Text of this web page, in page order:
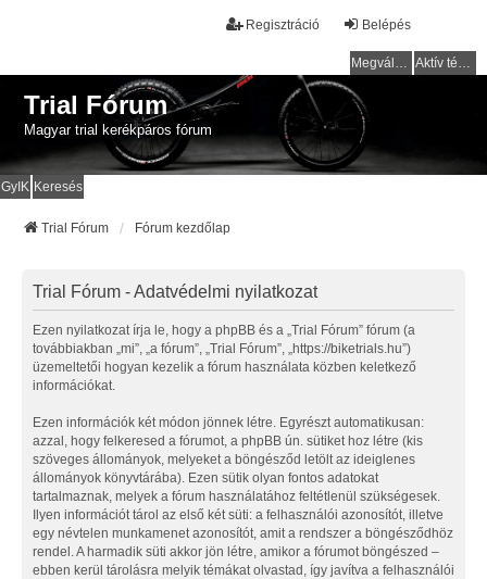
Belépés
Regisztráció
Megválaszolatlan témák Aktív témák
Trial Fórum
Magyar trial kerékpáros fórum
GyIK Keresés
Trial Fórum Fórum kezdőlap
Trial Fórum - Adatvédelmi nyilatkozat
Ezen nyilatkozat írja le, hogy a phpBB és a „Trial Fórum” fórum (a
továbbiakban „mi”, „a fórum”, „Trial Fórum”, „https://biketrials.hu”)
üzemeltetői hogyan kezelik a fórum használata közben keletkező
információkat.
Ezen információk két módon jönnek létre. Egyrészt automatikusan:
azzal, hogy felkeresed a fórumot, a phpBB ún. sütiket hoz létre (kis
szöveges állományok, melyeket a böngésződ letölt az ideiglenes
állományok könyvtárába). Ezen sütik olyan fontos adatokat
tartalmaznak, melyek a fórum használatához feltétlenül szükségesek.
Ilyen információt tárol az első két süti: a felhasználói azonosítót, illetve
egy névtelen munkamenet azonosítót, amit a rendszer a böngésződhöz
rendel. A harmadik süti akkor jön létre, amikor a fórumot böngészed –
ebben kerül tárolásra melyik témákat olvastad, így javítva a felhasználói